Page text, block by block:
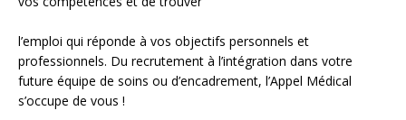
l’emploi qui réponde à vos objectifs personnels et
professionnels. Du recrutement à l’intégration dans votre
future équipe de soins ou d’encadrement, l’Appel Médical
s’occupe de vous !